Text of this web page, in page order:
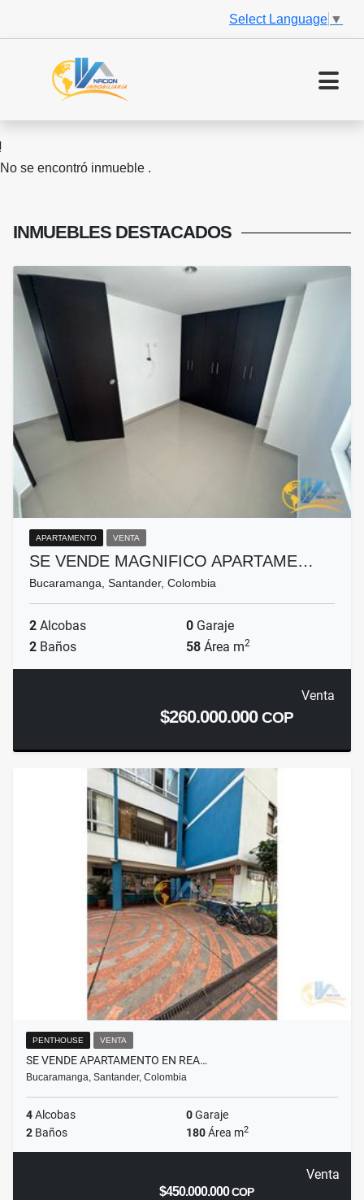
Select Language ▼
No se encontró inmueble .
INMUEBLES DESTACADOS
APARTAMENTO VENTA
SE VENDE MAGNIFICO APARTAME…
Bucaramanga, Santander, Colombia
2 Alcobas 0 Garaje
2 Baños 58 Área m2
Venta
$260.000.000COP
PENTHOUSE VENTA
SE VENDE APARTAMENTO EN REA…
Bucaramanga, Santander, Colombia
4Alcobas 0Garaje
2 Baños 180Área m2
Venta
$450.000.000COP